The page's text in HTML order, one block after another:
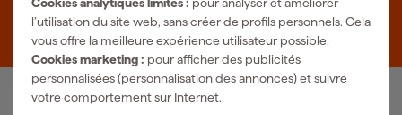
l’utilisation du site web, sans créer de profils personnels. Cela
vous offre la meilleure expérience utilisateur possible.
Cookies marketing : pour afficher des publicités
personnalisées (personnalisation des annonces) et suivre
votre comportement sur Internet.
Zevenheuvelenweg 25